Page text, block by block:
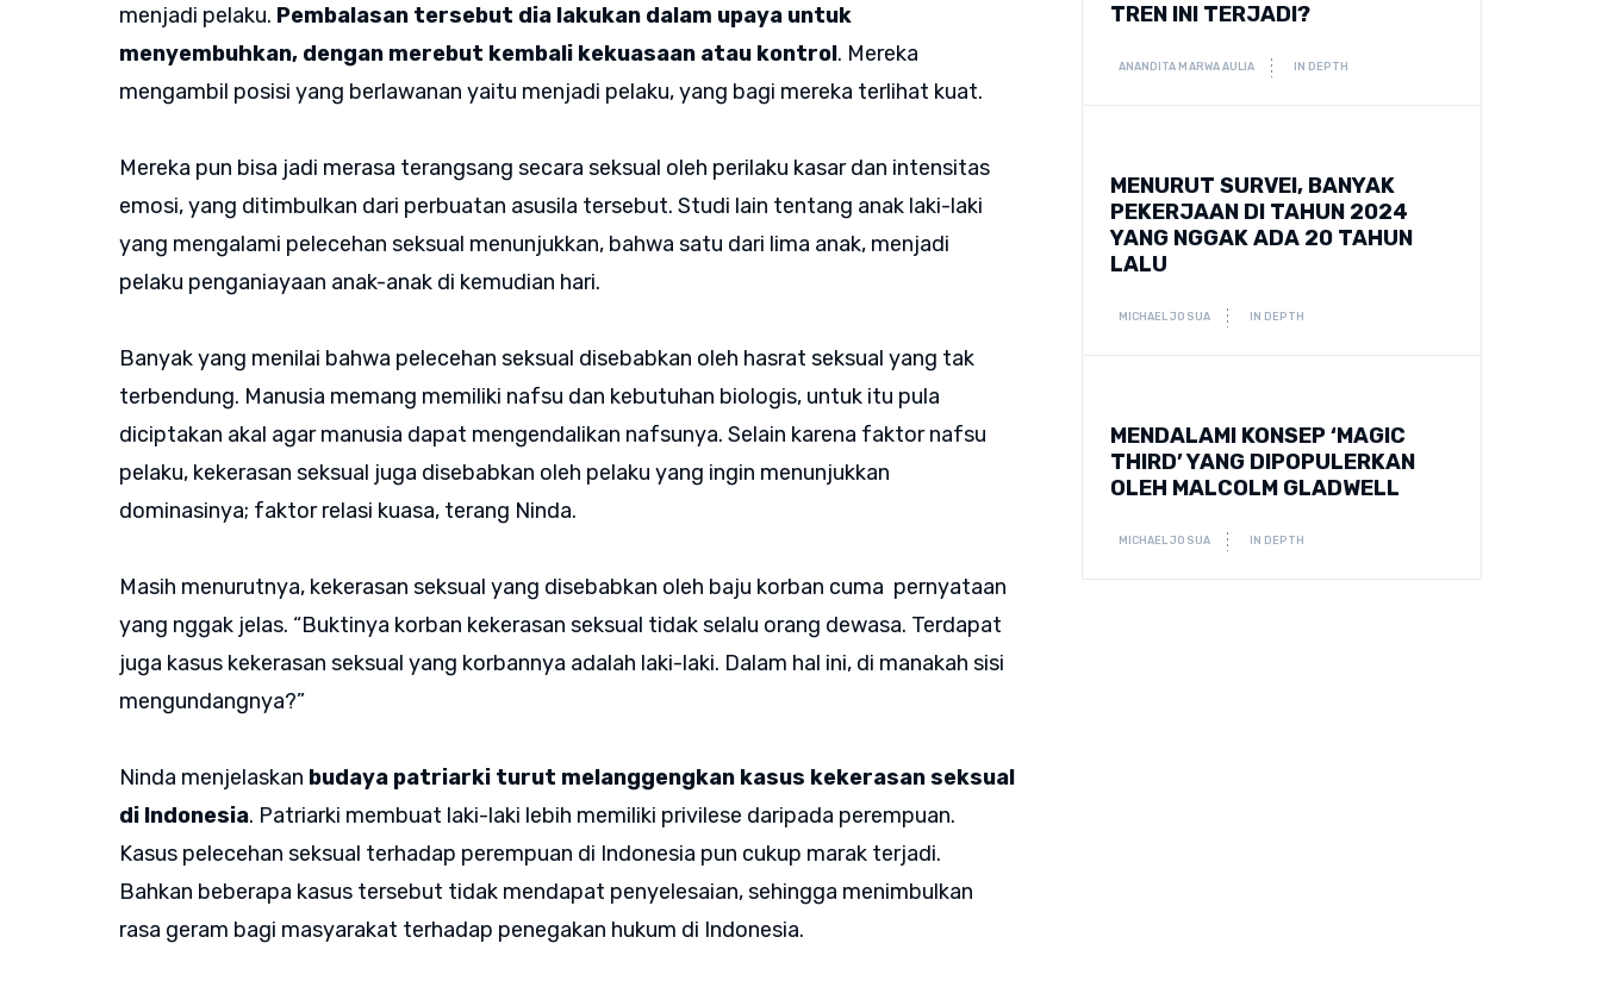
menjadi pelaku. Pembalasan tersebut dia lakukan dalam upaya untuk
menyembuhkan, dengan merebut kembali kekuasaan atau kontrol. Mereka
mengambil posisi yang berlawanan yaitu menjadi pelaku, yang bagi mereka terlihat kuat.
Mereka pun bisa jadi merasa terangsang secara seksual oleh perilaku kasar dan intensitas
emosi, yang ditimbulkan dari perbuatan asusila tersebut. Studi lain tentang anak laki-laki
yang mengalami pelecehan seksual menunjukkan, bahwa satu dari lima anak, menjadi
pelaku penganiayaan anak-anak di kemudian hari.
Banyak yang menilai bahwa pelecehan seksual disebabkan oleh hasrat seksual yang tak
terbendung. Manusia memang memiliki nafsu dan kebutuhan biologis, untuk itu pula
diciptakan akal agar manusia dapat mengendalikan nafsunya. Selain karena faktor nafsu
pelaku, kekerasan seksual juga disebabkan oleh pelaku yang ingin menunjukkan
dominasinya; faktor relasi kuasa, terang Ninda.
Masih menurutnya, kekerasan seksual yang disebabkan oleh baju korban cuma pernyataan
yang nggak jelas. “Buktinya korban kekerasan seksual tidak selalu orang dewasa. Terdapat
juga kasus kekerasan seksual yang korbannya adalah laki-laki. Dalam hal ini, di manakah sisi
mengundangnya?”
Ninda menjelaskan budaya patriarki turut melanggengkan kasus kekerasan seksual
di Indonesia. Patriarki membuat laki-laki lebih memiliki privilese daripada perempuan.
Kasus pelecehan seksual terhadap perempuan di Indonesia pun cukup marak terjadi.
Bahkan beberapa kasus tersebut tidak mendapat penyelesaian, sehingga menimbulkan
rasa geram bagi masyarakat terhadap penegakan hukum di Indonesia.
TREN INI TERJADI?
ANANDITA MARWA AULIA IN DEPTH
MENURUT SURVEI, BANYAK
PEKERJAAN DI TAHUN 2024
YANG NGGAK ADA 20 TAHUN
LALU
MICHAEL JOSUA IN DEPTH
MENDALAMI KONSEP ‘MAGIC
THIRD’ YANG DIPOPULERKAN
OLEH MALCOLM GLADWELL
MICHAEL JOSUA IN DEPTH